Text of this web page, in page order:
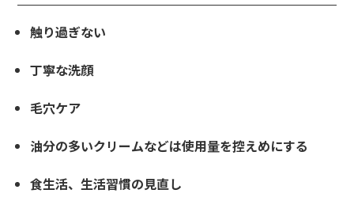
触り過ぎない
丁寧な洗顔
毛穴ケア
油分の多いクリームなどは使用量を控えめにする
食生活、生活習慣の見直し